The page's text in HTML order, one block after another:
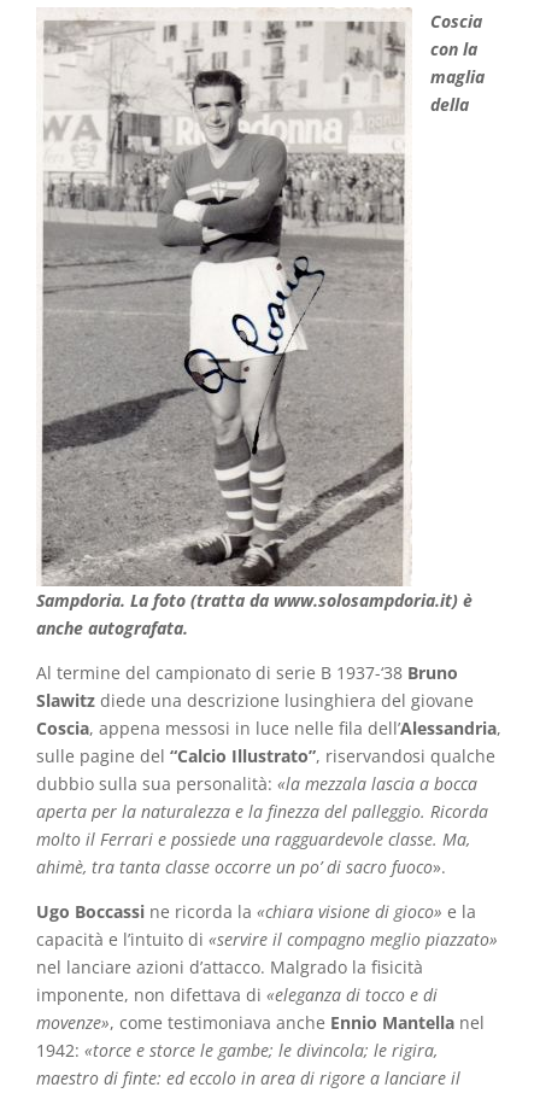
Coscia
con la
maglia
della
Sampdoria. La foto (tratta da www.solosampdoria.it) è
anche autografata.
Al termine del campionato di serie B 1937-‘38 Bruno
Slawitz diede una descrizione lusinghiera del giovane
Coscia, appena messosi in luce nelle fila dell’Alessandria,
sulle pagine del “Calcio Illustrato”, riservandosi qualche
dubbio sulla sua personalità: «la mezzala lascia a bocca
aperta per la naturalezza e la finezza del palleggio. Ricorda
molto il Ferrari e possiede una ragguardevole classe. Ma,
ahimè, tra tanta classe occorre un po’ di sacro fuoco».
Ugo Boccassi ne ricorda la «chiara visione di gioco» e la
capacità e l’intuito di «servire il compagno meglio piazzato»
nel lanciare azioni d’attacco. Malgrado la fisicità
imponente, non difettava di «eleganza di tocco e di
movenze», come testimoniava anche Ennio Mantella nel
1942: «torce e storce le gambe; le divincola; le rigira,
maestro di finte: ed eccolo in area di rigore a lanciare il